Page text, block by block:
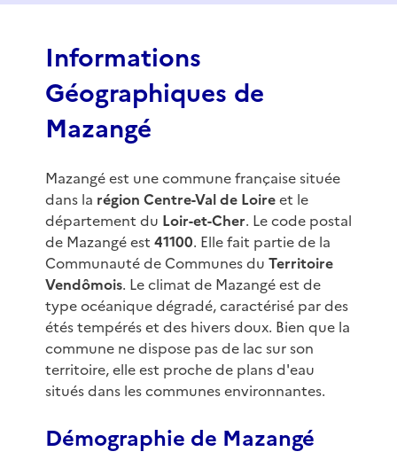
f
Informations
Géographiques de
Mazangé
Mazangé est une commune française située
dans la région Centre-Val de Loireet le
département du Loir-et-Cher. Le code postal
de Mazangé est 41100. Elle fait partie de la
Communauté de Communes du Territoire
Vendômois. Le climat de Mazangé est de
type océanique dégradé, caractérisé par des
étés tempérés et des hivers doux. Bien que la
commune ne dispose pas de lac sur son
territoire, elle est proche de plans d'eau
situés dans les communes environnantes.
Démographie de Mazangé